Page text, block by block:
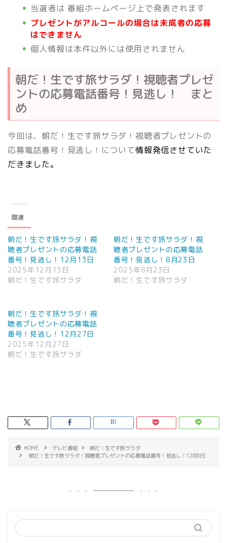
当選者は 番組ホームページ上で発表されます
プレゼントがアルコールの場合は未成者の応募
はできません
個人情報は本件以外には使用されません
朝だ！生です旅サラダ！視聴者プレゼ
ントの応募電話番号！見逃し！ まと
め
今回は、朝だ！生です旅サラダ！視聴者プレゼントの
応募電話番号！見逃し！について情報発信させていた
だきました。
関連
朝だ！生です旅サラダ！視
聴者プレゼントの応募電話
番号！見逃し！12月13日
2025年12月13日
朝だ！生です旅サラダ
朝だ！生です旅サラダ！視
聴者プレゼントの応募電話
番号！見逃し！8月23日
2025年8月23日
朝だ！生です旅サラダ
朝だ！生です旅サラダ！視
聴者プレゼントの応募電話
番号！見逃し！12月27日
2025年12月27日
朝だ！生です旅サラダ
HOME テレビ番組
朝だ！生です旅サラダ
朝だ！生です旅サラダ！視聴者プレゼントの応募電話番号！見逃し！12月6日